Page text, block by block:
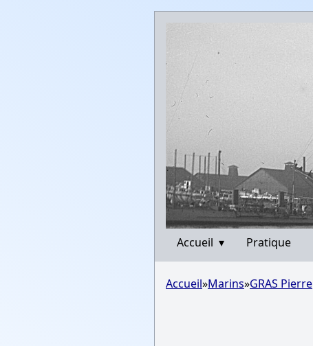
Accueil ▾ Pratique
Accueil»Marins»GRAS Pierre